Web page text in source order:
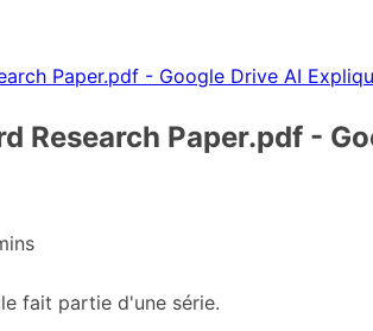
Paper.pdf - Google Drive AI
Research Paper.pdf -
fait partie d'une série.